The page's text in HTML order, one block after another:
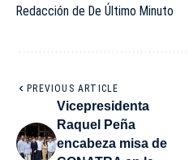
Redacción de De Último Minuto
PREVIOUS ARTICLE
Vicepresidenta
Raquel Peña
encabeza misa de